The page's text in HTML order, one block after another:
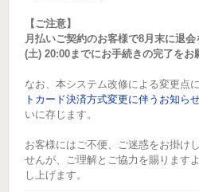
【ご注意】
月払いご契約のお客様で8月末に退
(土) 20:00までにお手続きの完了をお
なお、本システム改修による変更点
トカード決済方式変更に伴うお知らせ
いに存じます。
お客様にはご不便、ご迷惑をお掛け
せんが、ご理解とご協力を賜ります
し上げます。